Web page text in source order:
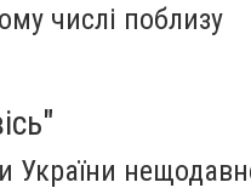
числі поблизу
України